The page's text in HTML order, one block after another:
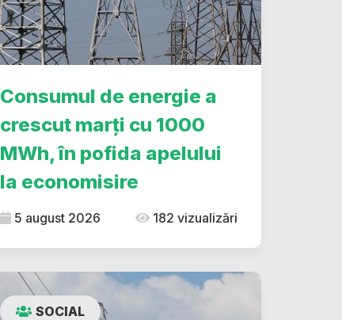
Consumul de energie a
crescut marți cu 1000
MWh, în pofida apelului
la economisire
5 august 2026 182 vizualizări
SOCIAL